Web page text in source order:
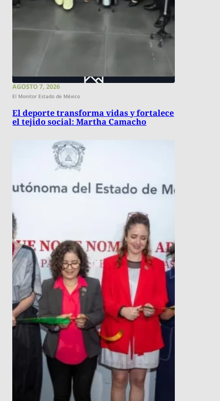
AGOSTO 7, 2026
El Monitor Estado de México
El deporte transforma vidas y fortalece
el tejido social: Martha Camacho